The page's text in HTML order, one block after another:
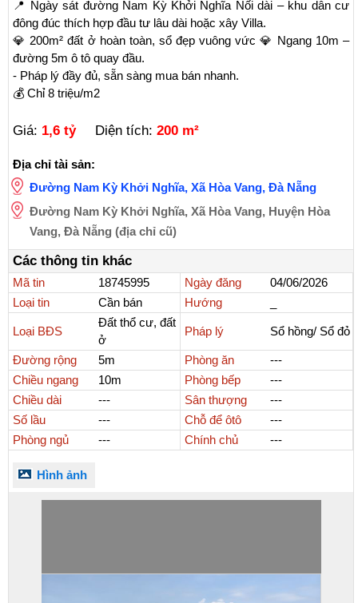
📍 Ngày sát đường Nam Kỳ Khởi Nghĩa Nối dài – khu dân cư
đông đúc thích hợp đầu tư lâu dài hoặc xây Villa.
💎 200m² đất ở hoàn toàn, sổ đẹp vuông vức 💎 Ngang 10m –
đường 5m ô tô quay đầu.
- Pháp lý đầy đủ, sẵn sàng mua bán nhanh.
💰 Chỉ 8 triệu/m2
Giá: 1,6 tỷ Diện tích: 200 m²
Địa chỉ tài sản:
Đường Nam Kỳ Khởi Nghĩa, Xã Hòa Vang, Đà Nẵng
Đường Nam Kỳ Khởi Nghĩa, Xã Hòa Vang, Huyện Hòa
Vang, Đà Nẵng (địa chỉ cũ)
Các thông tin khác
Mã tin 18745995 Ngày đăng
04/06/2026
Loại tin
Cần bán Hướng
Loại BĐS
Đất thổ cư, đất
ở
Pháp lý Sổ hồng/ Sổ đỏ
Đường rộng 5m Phòng ăn
---
Chiều ngang
10m Phòng bếp
---
Chiều dài
--- Sân thượng
---
Số lầu
--- Chỗ để ôtô
---
Phòng ngủ
--- Chính chủ ---
Hình ảnh